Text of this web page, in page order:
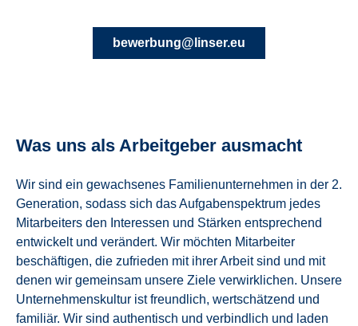
bewerbung@linser.eu
Was uns als Arbeitgeber ausmacht
Wir sind ein gewachsenes Familienunternehmen in der 2.
Generation, sodass sich das Aufgabenspektrum jedes
Mitarbeiters den Interessen und Stärken entsprechend
entwickelt und verändert. Wir möchten Mitarbeiter
beschäftigen, die zufrieden mit ihrer Arbeit sind und mit
denen wir gemeinsam unsere Ziele verwirklichen. Unsere
Unternehmenskultur ist freundlich, wertschätzend und
familiär. Wir sind authentisch und verbindlich und laden